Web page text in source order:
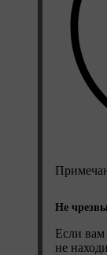
Не
Если вам
не